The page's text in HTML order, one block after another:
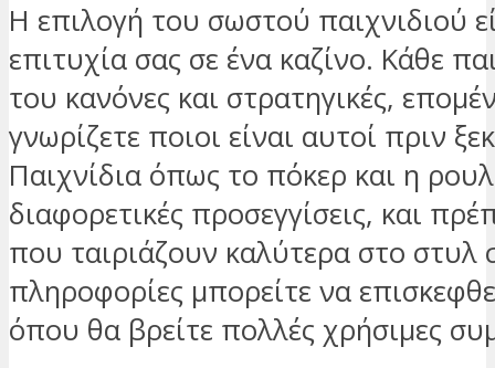
Η επιλογή του σωστού παιχνιδιού
επιτυχία σας σε ένα καζίνο. Κάθε
του κανόνες και στρατηγικές,
γνωρίζετε ποιοι είναι αυτοί πριν
Παιχνίδια όπως το πόκερ και η
διαφορετικές προσεγγίσεις, και
που ταιριάζουν καλύτερα στο στυλ
πληροφορίες μπορείτε να
όπου θα βρείτε πολλές χρήσιμες